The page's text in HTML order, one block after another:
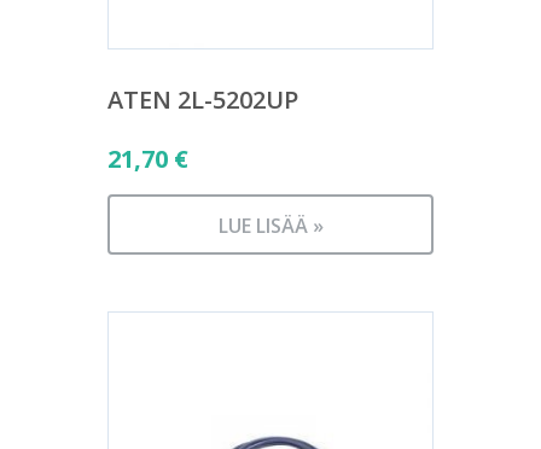
ATEN 2L-5202UP
21,70 €
LUE LISÄÄ »